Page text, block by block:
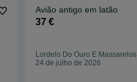
Avião antigo em latão
37 €
Lordelo Do Ouro E Massarelos
24 de julho de 2026